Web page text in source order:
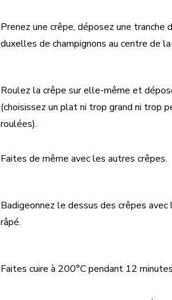
Prenez une crêpe, déposez une
duxelles de champignons au centre de
Roulez la crêpe sur elle-même et
(choisissez un plat ni trop grand ni trop
roulées).
Faites de même avec les autres crêpes.
Badigeonnez le dessus des crêpes
râpé.
Faites cuire à 200°C pendant 12